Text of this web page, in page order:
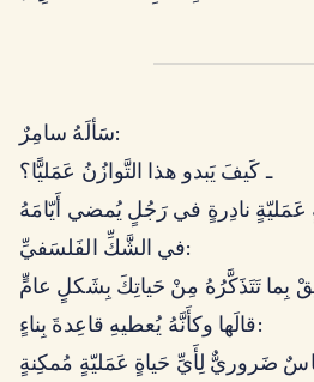
سَألَهُ سامِرٌ:
ـ كَيفَ يَبدو هذا التَّوازُنُ عَمَليًّا؟
عَمَليّةٍ نادِرةٍ في رَجُلٍ يُمضي أَيّامَهُ
في الشَّكِّ الفَلسَفيِّ:
قالَها وكأَنَّهُ يُعطيهِ قاعِدةَ بِناءٍ: